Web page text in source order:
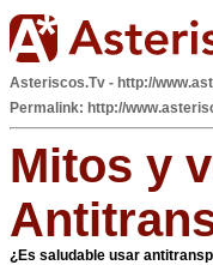
Asteriscos.Tv - http://
Permalink: http://
Mitos y
¿Es saludable usar